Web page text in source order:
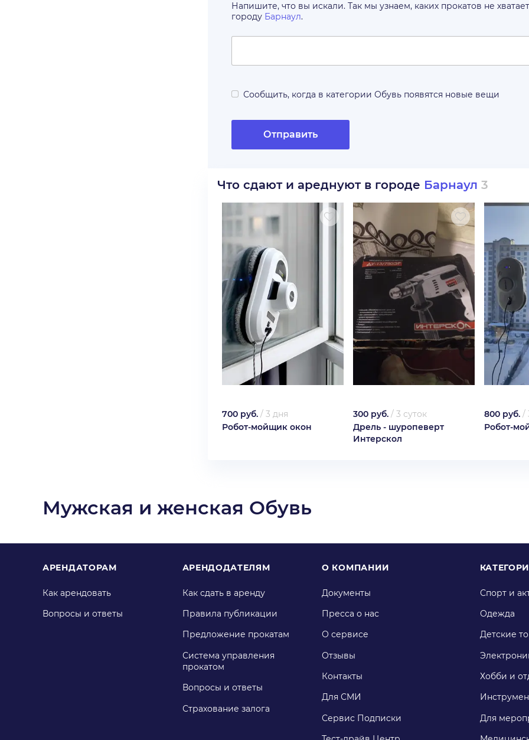
Напишите, что вы искали. Так мы узнаем, каких прокатов не хватает
городу Барнаул.
Сообщить, когда в категории Обувь появятся новые вещи
Отправить
Что сдают и ареднуют в городе Барнаул 3
700 руб. / 3 дня
Робот-мойщик окон
300 руб. / 3 суток
Дрель - шуропеверт
Интерскол
800 руб. /
Робот-
Мужская и женская Обувь
АРЕНДАТОРАМ
Как арендовать
Вопросы и ответы
АРЕНДОДАТЕЛЯМ
Как сдать в аренду
Правила публикации
Предложение прокатам
Система управления
прокатом
Вопросы и ответы
Страхование залога
О КОМПАНИИ
Документы
Пресса о нас
О сервисе
Отзывы
Контакты
Для СМИ
Сервис Подписки
Спорт и
Одежда
Детские
Хобби и
Для